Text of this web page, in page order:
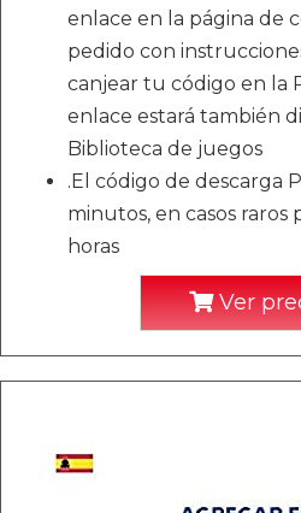
enlace en la página de
pedido con
canjear tu código en la
enlace estará también
Biblioteca de juegos
.El código de descarga
minutos, en casos
horas
Ver